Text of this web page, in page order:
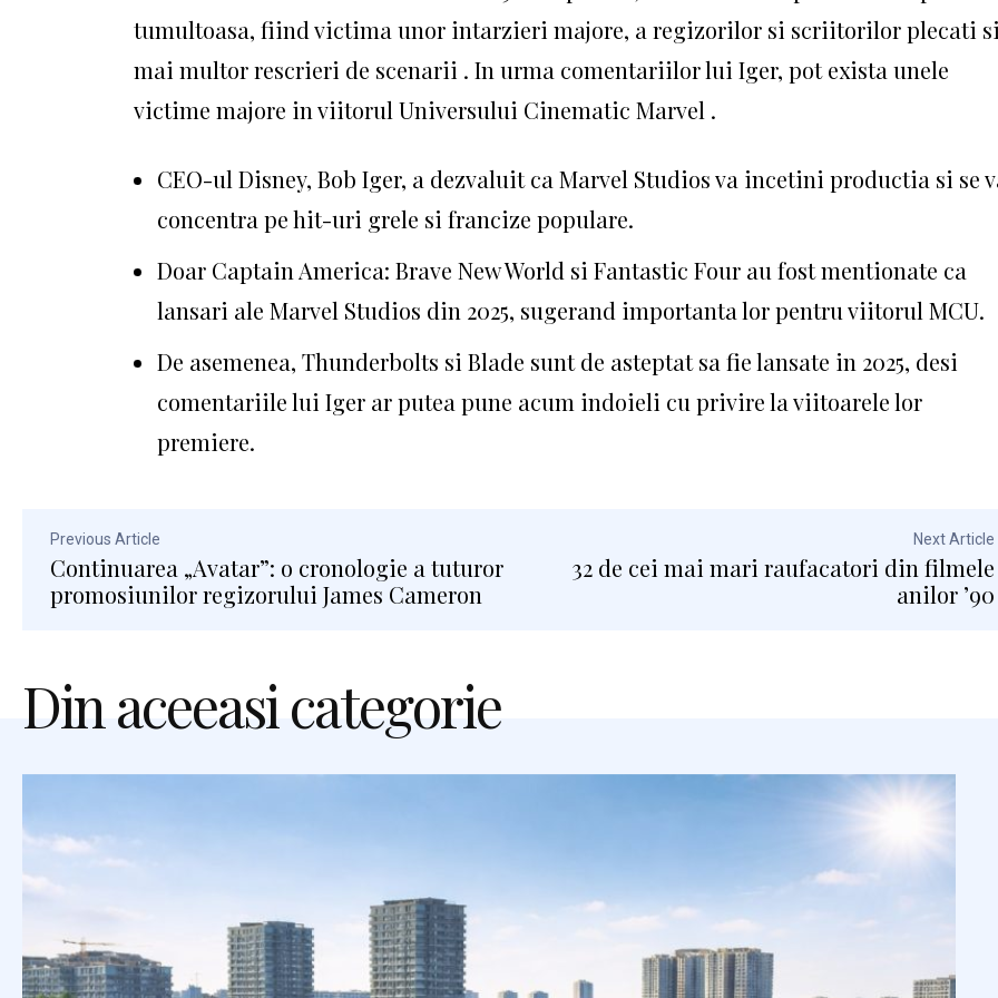
tumultoasa, fiind victima unor intarzieri majore, a regizorilor si scriitorilor plecati
mai multor rescrieri de scenarii . In urma comentariilor lui Iger, pot exista unele
victime majore in viitorul Universului Cinematic Marvel .
CEO-ul Disney, Bob Iger, a dezvaluit ca Marvel Studios va incetini productia si se
concentra pe hit-uri grele si francize populare.
Doar Captain America: Brave New World si Fantastic Four au fost mentionate ca
lansari ale Marvel Studios din 2025, sugerand importanta lor pentru viitorul MCU.
De asemenea, Thunderbolts si Blade sunt de asteptat sa fie lansate in 2025, desi
comentariile lui Iger ar putea pune acum indoieli cu privire la viitoarele lor
premiere.
Previous Article
Continuarea „Avatar”: o cronologie a tuturor
promosiunilor regizorului James Cameron
Next Article
32 de cei mai mari raufacatori din filmele
anilor ’90
Din aceeasi categorie